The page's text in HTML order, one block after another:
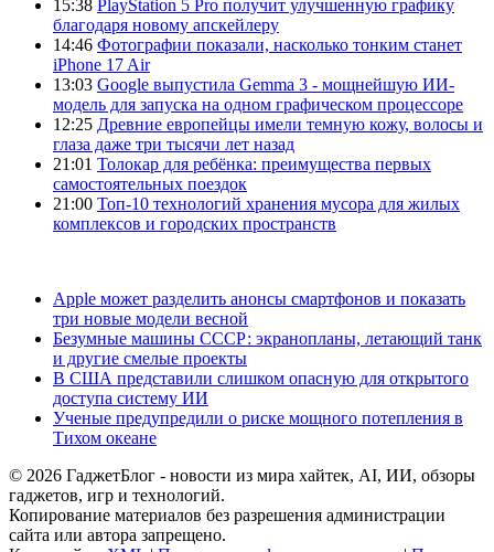
15:38 PlayStation 5 Pro получит улучшенную графику
благодаря новому апскейлеру
14:46 Фотографии показали, насколько тонким станет
iPhone 17 Air
13:03 Google выпустила Gemma 3 - мощнейшую ИИ-
модель для запуска на одном графическом процессоре
12:25 Древние европейцы имели темную кожу, волосы и
глаза даже три тысячи лет назад
21:01 Толокар для ребёнка: преимущества первых
самостоятельных поездок
21:00 Топ-10 технологий хранения мусора для жилых
комплексов и городских пространств
Apple может разделить анонсы смартфонов и показать
три новые модели весной
Безумные машины СССР: экранопланы, летающий танк
и другие смелые проекты
В США представили слишком опасную для открытого
доступа систему ИИ
Ученые предупредили о риске мощного потепления в
Тихом океане
© 2026 ГаджетБлог - новости из мира хайтек, AI, ИИ, обзоры
гаджетов, игр и технологий.
Копирование материалов без разрешения администрации
сайта или автора запрещено.